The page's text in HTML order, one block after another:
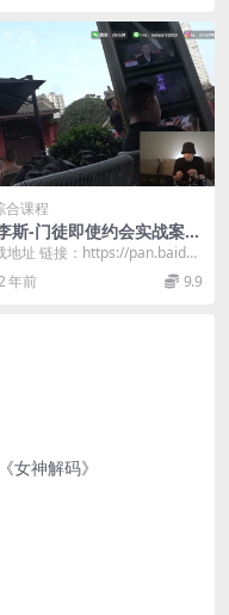
合课程
斯-门徒即使约会实战案例
地址 链接：https://pan.baidu.
s/1cdqm80G...
年前 9.9
女神解码》